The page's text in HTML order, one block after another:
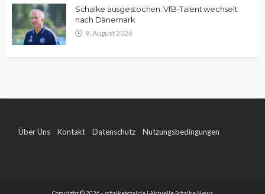
Schalke ausgestochen: VfB-Talent wechselt
nach Dänemark
9. August 2026
Über Uns Kontakt Datenschutz Nutzungsbedingungen
Copyright © 2026 - schalketotal.de | Aktuelle Schalke News